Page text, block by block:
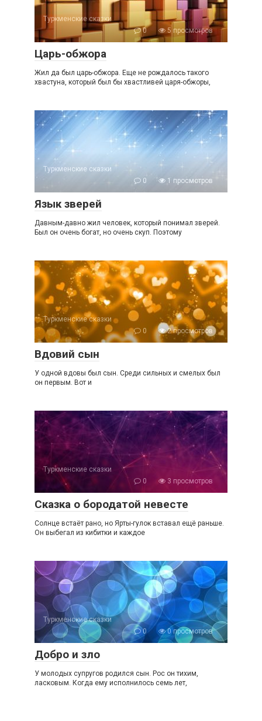
Туркменские сказки
0
5 просмотров
Царь-обжора
Жил да был царь-обжора. Еще не рождалось такого
хвастуна, который был бы хвастливей царя-обжоры,
Туркменские сказки
0
1 просмотров
Язык зверей
Давным-давно жил человек, который понимал зверей.
Был он очень богат, но очень скуп. Поэтому
Туркменские сказки
0
2 просмотров
Вдовий сын
У одной вдовы был сын. Среди сильных и смелых был
он первым. Вот и
Туркменские сказки
0
3 просмотров
Сказка о бородатой невесте
Солнце встаёт рано, но Ярты-гулок вставал ещё раньше.
Он выбегал из кибитки и каждое
Туркменские сказки
0
0 просмотров
Добро и зло
У молодых супругов родился сын. Рос он тихим,
ласковым. Когда ему исполнилось семь лет,